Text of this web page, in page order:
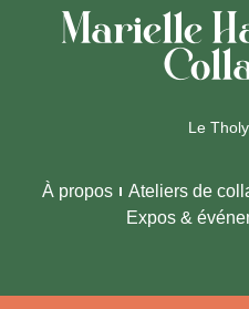
Marielle
Le
À propos Ateliers de
Expos &